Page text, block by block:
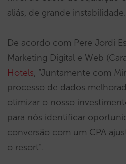
aliás, de grande instabilidade.
De acordo com Pere Jordi
Marketing Digital e Web
Hotels, “Juntamente com
processo de dados
otimizar o nosso
para nós identificar
conversão com um CPA
o resort”.